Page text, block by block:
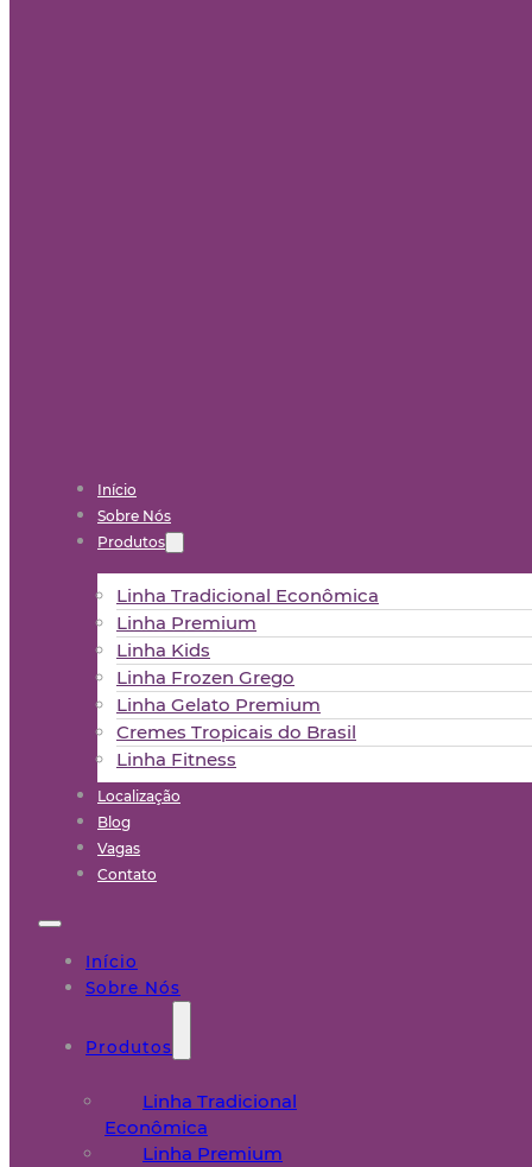
Início
Sobre Nós
Produtos
Linha Tradicional Econômica
Linha Premium
Linha Kids
Linha Frozen Grego
Linha Gelato Premium
Cremes Tropicais do Brasil
Linha Fitness
Localização
Blog
Vagas
Contato
Início
Sobre Nós
Produtos
Linha Tradicional
Econômica
Linha Premium